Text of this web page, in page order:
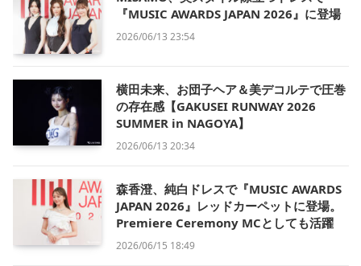
『MUSIC AWARDS JAPAN 2026』に登場
2026/06/13 23:54
横田未来、お団子ヘア＆美デコルテで圧巻
の存在感【GAKUSEI RUNWAY 2026
SUMMER in NAGOYA】
2026/06/13 20:34
森香澄、純白ドレスで『MUSIC AWARDS
JAPAN 2026』レッドカーペットに登場。
Premiere Ceremony MCとしても活躍
2026/06/15 18:49